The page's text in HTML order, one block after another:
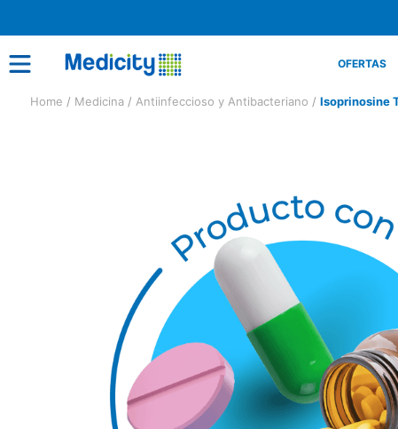
OFERTAS
Medicina Antiinfeccioso y Antibacteriano Isoprinosine